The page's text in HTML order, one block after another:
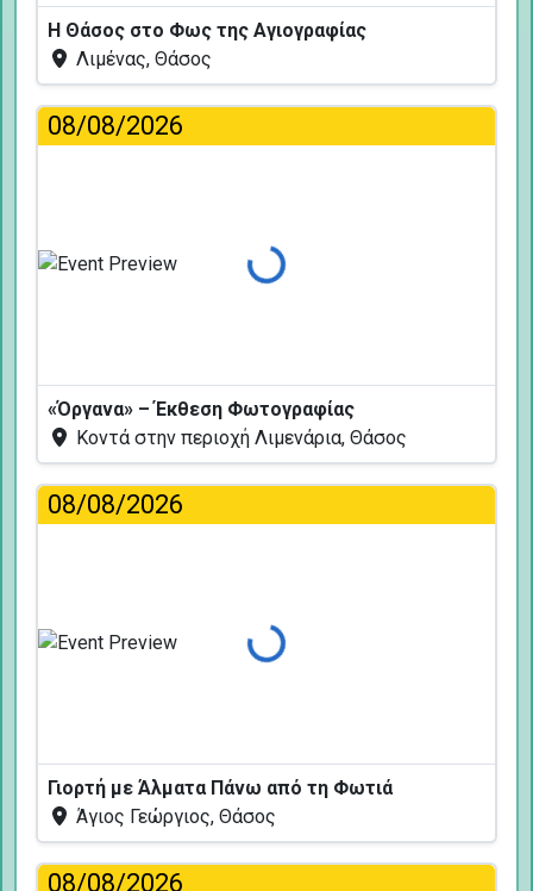
Η Θάσος στο Φως της Αγιογραφίας
Λιμένας, Θάσος
08/08/2026
Φόρτωση...
«Όργανα» – Έκθεση Φωτογραφίας
Κοντά στην περιοχή Λιμενάρια, Θάσος
08/08/2026
Φόρτωση...
Γιορτή με Άλματα Πάνω από τη Φωτιά
Άγιος Γεώργιος, Θάσος
08/08/2026